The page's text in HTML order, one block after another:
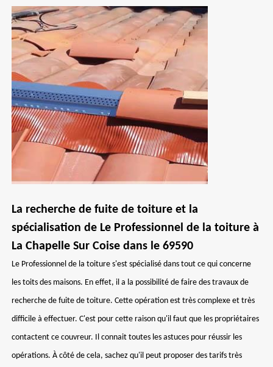
La recherche de fuite de toiture et la
spécialisation de Le Professionnel de la toiture à
La Chapelle Sur Coise dans le 69590
Le Professionnel de la toiture s'est spécialisé dans tout ce qui concerne
les toits des maisons. En effet, il a la possibilité de faire des travaux de
recherche de fuite de toiture. Cette opération est très complexe et très
difficile à effectuer. C'est pour cette raison qu'il faut que les propriétaires
contactent ce couvreur. Il connait toutes les astuces pour réussir les
opérations. À côté de cela, sachez qu'il peut proposer des tarifs très